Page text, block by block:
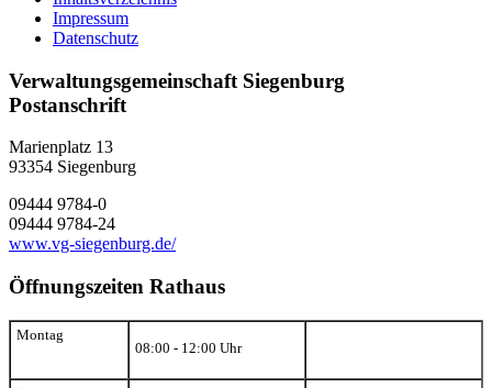
Impressum
Datenschutz
Verwaltungsgemeinschaft Siegenburg
Postanschrift
Marienplatz 13
93354 Siegenburg
09444 9784-0
09444 9784-24
www.vg-siegenburg.de/
Öffnungszeiten Rathaus
Montag
08:00 - 12:00 Uhr